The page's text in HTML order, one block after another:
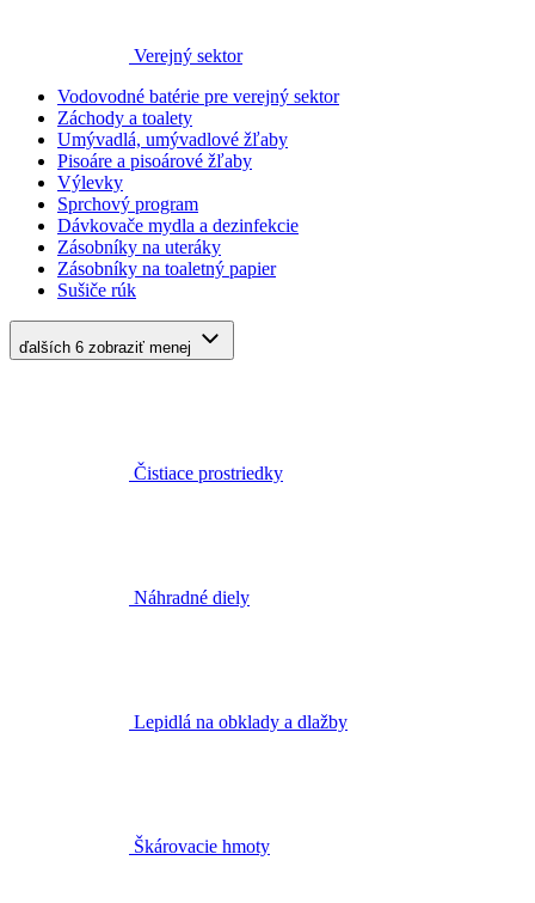
Verejný sektor
Vodovodné batérie pre verejný sektor
Záchody a toalety
Umývadlá, umývadlové žľaby
Pisoáre a pisoárové žľaby
Výlevky
Sprchový program
Dávkovače mydla a dezinfekcie
Zásobníky na uteráky
Zásobníky na toaletný papier
Sušiče rúk
ďalších 6 zobraziť menej
Čistiace prostriedky
Náhradné diely
Lepidlá na obklady a dlažby
Škárovacie hmoty